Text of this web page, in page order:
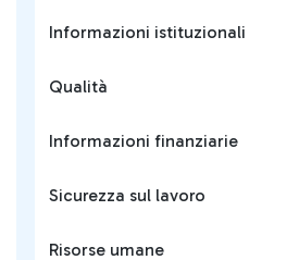
Informazioni istituzionali
Qualità
Informazioni finanziarie
Sicurezza sul lavoro
Risorse umane